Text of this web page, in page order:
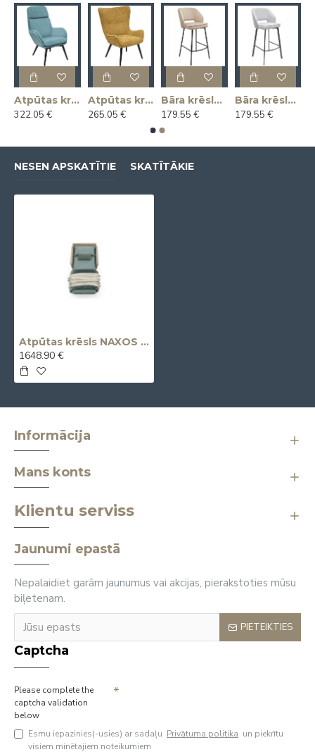
Atpūtas krēsls MAGNUS
322.05 €
Atpūtas krēsls MARIUS
265.05 €
Bāra krēsls ANDRE
179.55 €
Bāra krēsls ANDRE
179.55 €
NESEN APSKATĪTIE SKATĪTĀKIE
Atpūtas krēsls NAXOS (Armchair)
1648.90 €
Informācija
Mans konts
Klientu serviss
Jaunumi epastā
Nepalaidiet garām jaunumus vai akcijas, pierakstoties mūsu
biļetenam.
PIETEIKTIES
Captcha
Please complete the
captcha validation
below
Esmu iepazinies(-usies) ar sadaļu Privātuma politika un piekrītu
visiem minētajiem noteikumiem